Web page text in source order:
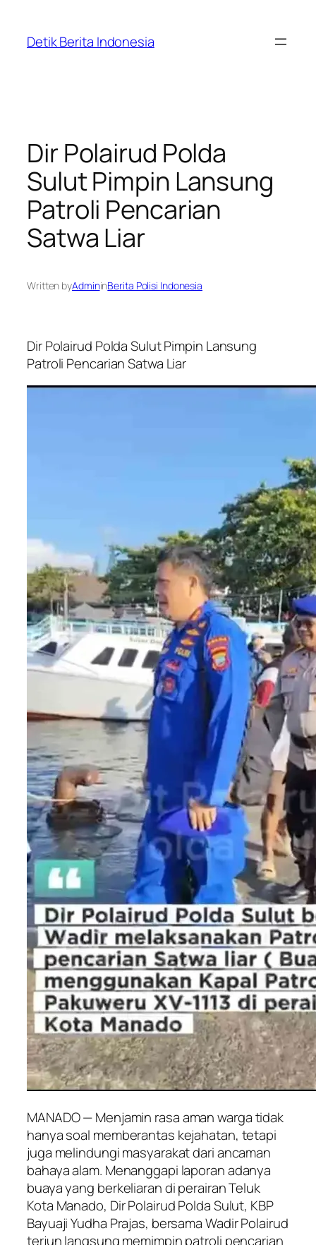
content
Detik Berita Indonesia
Dir Polairud Polda
Sulut Pimpin Lansung
Patroli Pencarian
Satwa Liar
Written byAdmininBerita Polisi Indonesia
Dir Polairud Polda Sulut Pimpin Lansung
Patroli Pencarian Satwa Liar
MANADO — Menjamin rasa aman warga tidak
hanya soal memberantas kejahatan, tetapi
juga melindungi masyarakat dari ancaman
bahaya alam. Menanggapi laporan adanya
buaya yang berkeliaran di perairan Teluk
Kota Manado, Dir Polairud Polda Sulut, KBP
Bayuaji Yudha Prajas, bersama Wadir Polairud
terjun langsung memimpin patroli pencarian